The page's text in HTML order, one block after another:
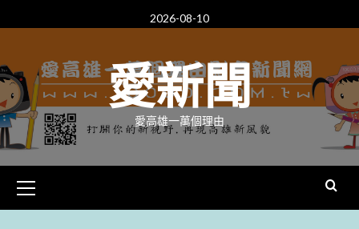
to
2026-08-10
愛新聞
愛高雄一萬個理由
Menu